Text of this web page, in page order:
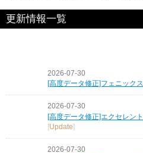
更新情報一覧
2026-07-30
[高度データ修正]フェニック
2026-07-30
[高度データ修正]エクセレン
[Update]
2026-07-30